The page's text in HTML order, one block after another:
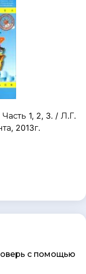
1, 2, 3. / Л.Г.
2013г.
с помощью